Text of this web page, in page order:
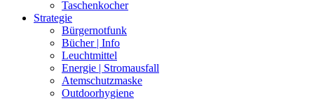
Taschenkocher
Strategie
Bürgernotfunk
Bücher | Info
Leuchtmittel
Energie | Stromausfall
Atemschutzmaske
Outdoorhygiene